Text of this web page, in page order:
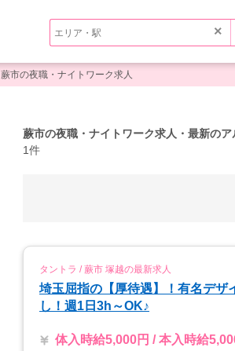
×
蕨市の夜職・ナイトワーク求人
蕨市の夜職・ナイトワーク求人・最新の
1件
タントラ / 蕨市 塚越の最新求人
埼玉屈指の【厚待遇】！有名デザ
し！週1日3h～OK♪
体入時給5,000円 / 本入時給